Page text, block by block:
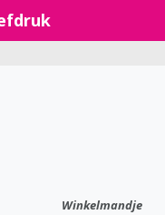
Winkelmandje